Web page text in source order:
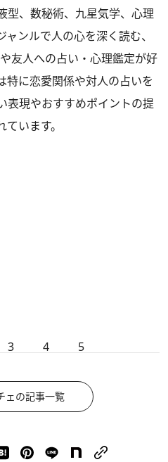
型、数秘術、九星気学、心理
ンルで人の心を深く読む、
友人への占い・心理鑑定が好
特に恋愛関係や対人の占いを
表現やおすすめポイントの提
います。
3 4 5
ェの記事一覧